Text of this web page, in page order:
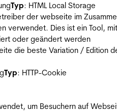
Typ: HTML Local Storage
der webseite im
verwendet. Dies ist ein Tool,
oder geändert werden
die beste Variation / Edition
Typ: HTTP-Cookie
um Besuchern auf